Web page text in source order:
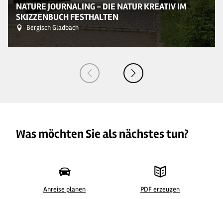
NATURE JOURNALING - DIE NATUR KREATIV IM
SKIZZENBUCH FESTHALTEN
Bergisch Gladbach
Was möchten Sie als nächstes tun?
Anreise planen PDF erzeugen